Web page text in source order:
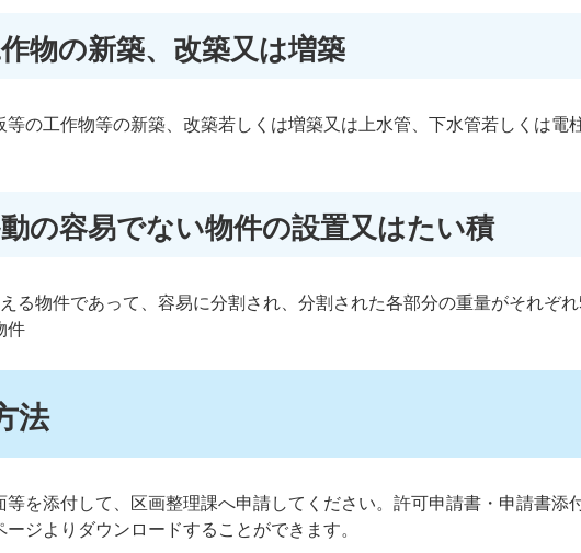
作物の新築、改築又は増築
等の工作物等の新築、改築若しくは増築又は上水管、下水管若しくは電
動の容易でない物件の設置又はたい積
る物件であって、容易に分割され、分割された各部分の重量がそれぞ
件
法
等を添付して、区画整理課へ申請してください。許可申請書・申請書添
ジよりダウンロードすることができます。